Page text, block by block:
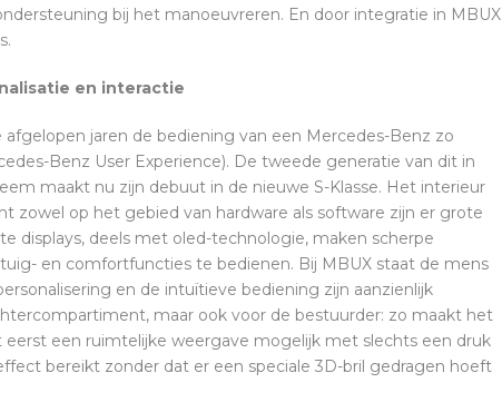
bij het manoeuvreren. En door integratie in MBUX
en interactie
jaren de bediening van een Mercedes-Benz zo
Benz User Experience). De tweede generatie van dit in
maakt nu zijn debuut in de nieuwe S-Klasse. Het interieur
zowel op het gebied van hardware als software zijn er grote
displays, deels met oled-technologie, maken scherpe
en comfortfuncties te bedienen. Bij MBUX staat de mens
en de intuïtieve bediening zijn aanzienlijk
maar ook voor de bestuurder: zo maakt het
eerst een ruimtelijke weergave mogelijk met slechts een druk
bereikt zonder dat er een speciale 3D-bril gedragen hoeft